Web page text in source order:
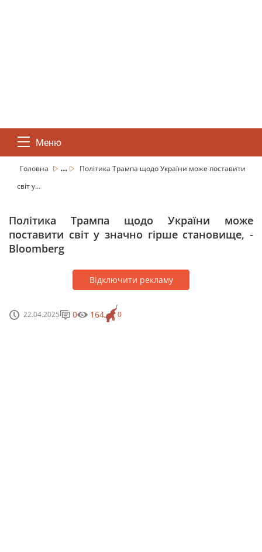
Меню
Головна ...
Політика Трампа щодо України може поставити
світ у...
Політика Трампа щодо України може
поставити світ у значно гірше становище, -
Bloomberg
Відключити рекламу
22.04.2025 0
0 164